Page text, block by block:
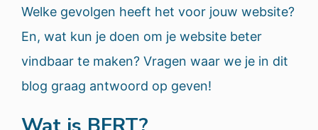
Welke gevolgen heeft het voor jouw website?
En, wat kun je doen om je website beter
vindbaar te maken? Vragen waar we je in dit
blog graag antwoord op geven!